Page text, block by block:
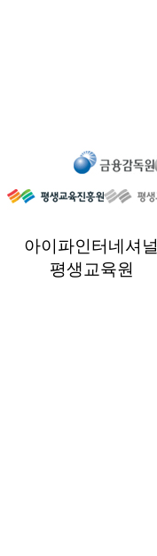
아이파인터네셔널
평생교육원